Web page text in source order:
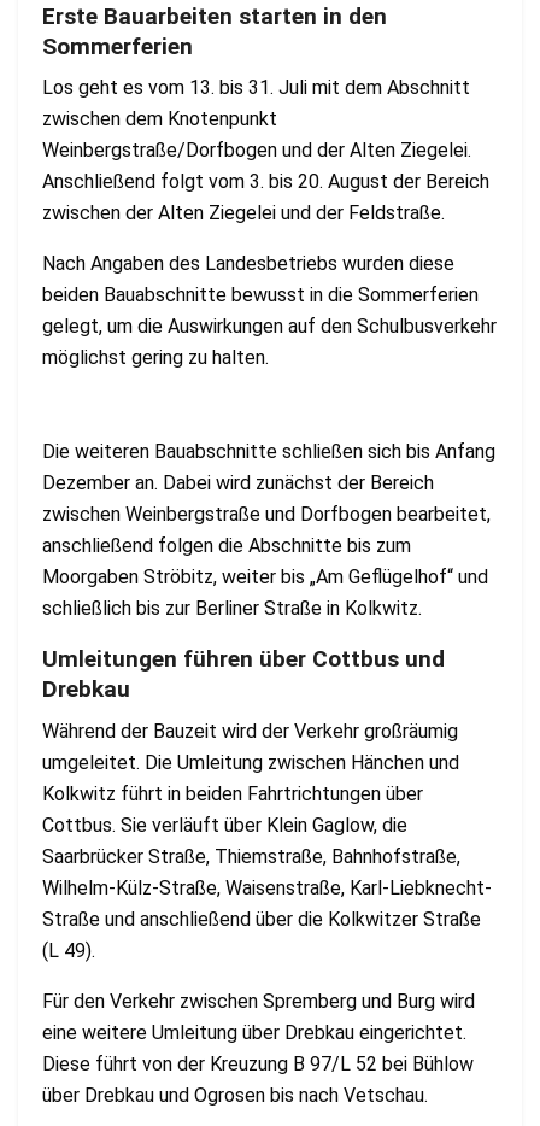
Erste Bauarbeiten starten in den
Sommerferien
Los geht es vom 13. bis 31. Juli mit dem Abschnitt
zwischen dem Knotenpunkt
Weinbergstraße/Dorfbogen und der Alten Ziegelei.
Anschließend folgt vom 3. bis 20. August der Bereich
zwischen der Alten Ziegelei und der Feldstraße.
Nach Angaben des Landesbetriebs wurden diese
beiden Bauabschnitte bewusst in die Sommerferien
gelegt, um die Auswirkungen auf den Schulbusverkehr
möglichst gering zu halten.
Die weiteren Bauabschnitte schließen sich bis Anfang
Dezember an. Dabei wird zunächst der Bereich
zwischen Weinbergstraße und Dorfbogen bearbeitet,
anschließend folgen die Abschnitte bis zum
Moorgaben Ströbitz, weiter bis „Am Geflügelhof“ und
schließlich bis zur Berliner Straße in Kolkwitz.
Umleitungen führen über Cottbus und
Drebkau
Während der Bauzeit wird der Verkehr großräumig
umgeleitet. Die Umleitung zwischen Hänchen und
Kolkwitz führt in beiden Fahrtrichtungen über
Cottbus. Sie verläuft über Klein Gaglow, die
Saarbrücker Straße, Thiemstraße, Bahnhofstraße,
Wilhelm-Külz-Straße, Waisenstraße, Karl-Liebknecht-
Straße und anschließend über die Kolkwitzer Straße
(L 49).
Für den Verkehr zwischen Spremberg und Burg wird
eine weitere Umleitung über Drebkau eingerichtet.
Diese führt von der Kreuzung B 97/L 52 bei Bühlow
über Drebkau und Ogrosen bis nach Vetschau.